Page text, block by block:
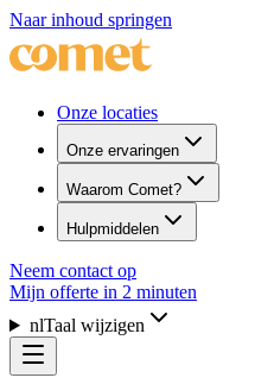
Naar inhoud springen
Onze locaties
Onze ervaringen
Waarom Comet?
Hulpmiddelen
Neem contact op
Mijn offerte in 2 minuten
nlTaal wijzigen